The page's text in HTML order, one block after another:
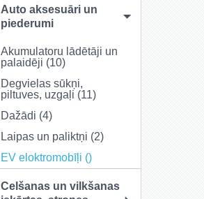
Auto aksesuāri un
piederumi
Akumulatoru lādētāji un
palaidēji (10)
Degvielas sūkņi,
piltuves, uzgaļi (11)
Dažādi (4)
Laipas un paliktņi (2)
EV eloktromobīļi ()
Celšanas un vilkšanas